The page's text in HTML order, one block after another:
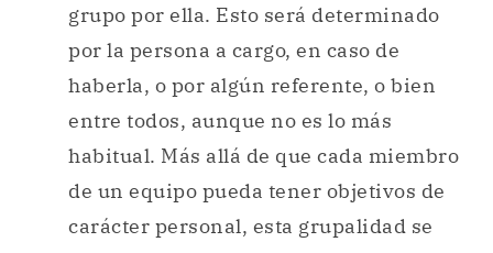
grupo por ella. Esto será determinado
por la persona a cargo, en caso de
haberla, o por algún referente, o bien
entre todos, aunque no es lo más
habitual. Más allá de que cada miembro
de un equipo pueda tener objetivos de
carácter personal, esta grupalidad se